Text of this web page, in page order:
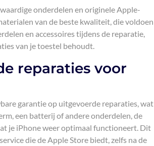
onderdelen en originele Apple-
van de beste kwaliteit, die voldoen
en accessoires tijdens de reparatie,
van je toestel behoudt.
reparaties voor
garantie op uitgevoerde reparaties, wat
een batterij of andere onderdelen, de
je iPhone weer optimaal functioneert. Dit
die de Apple Store biedt, zelfs na de